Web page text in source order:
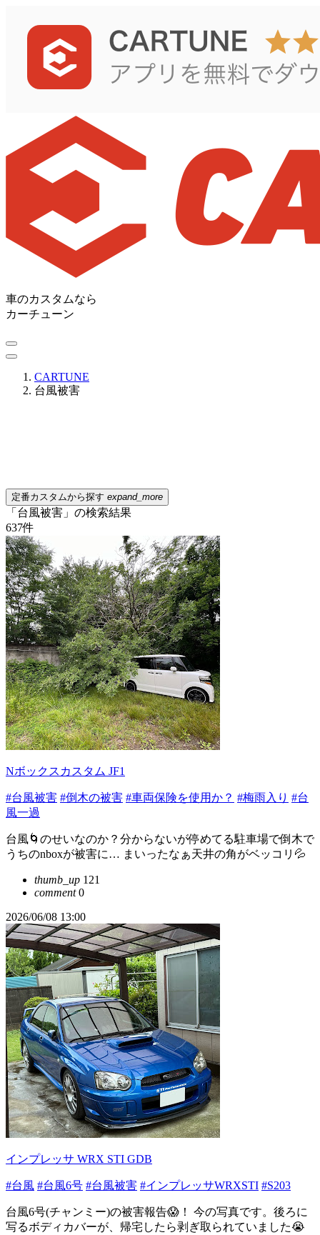
車のカスタムなら
カーチューン
CARTUNE
台風被害
定番カスタムから探す expand_more
「台風被害」の検索結果
637件
Nボックスカスタム JF1
#台風被害 #倒木の被害 #車両保険を使用か？ #梅雨入り #台
風一過
台風🌀のせいなのか？分からないが停めてる駐車場で倒木で
うちのnboxが被害に… まいったなぁ天井の角がベッコリ💦
thumb_up 121
comment0
2026/06/08 13:00
インプレッサ WRX STI GDB
#台風 #台風6号 #台風被害 #インプレッサWRXSTI #S203
台風6号(チャンミー)の被害報告😱！ 今の写真です。後ろに
写るボディカバーが、帰宅したら剥ぎ取られていました😭